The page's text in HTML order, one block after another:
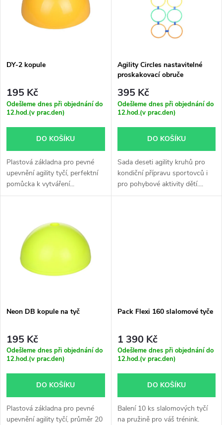
p
r
o
d
u
k
Abecedně
s
p
r
o
d
u
DY-2 kopule
195 Kč
Odešleme dnes při objednání do
12.hod.(v prac.den)
DO KOŠÍKU
Plastová základna pro pevné
upevnění agility tyčí, perfektní
pomůcka k vytváření...
Agility Circles nastavitelné
proskakovací obruče
395 Kč
Odešleme dnes při objednání do
12.hod.(v prac.den)
DO KOŠÍKU
Sada deseti agility kruhů pro
kondiční přípravu sportovců i
pro pohybové aktivity dětí....
Neon DB kopule na tyč
195 Kč
Odešleme dnes při objednání do
12.hod.(v prac.den)
DO KOŠÍKU
Plastová základna pro pevné
upevnění agility tyčí, průměr 20
Pack Flexi 160 slalomové tyče
1 390 Kč
Odešleme dnes při objednání do
12.hod.(v prac.den)
DO KOŠÍKU
Balení 10 ks slalomových tyčí
na pružině pro váš trénink.